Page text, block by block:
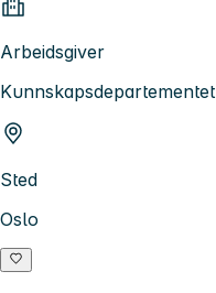
Arbeidsgiver
Kunnskapsdepartementet
Sted
Oslo